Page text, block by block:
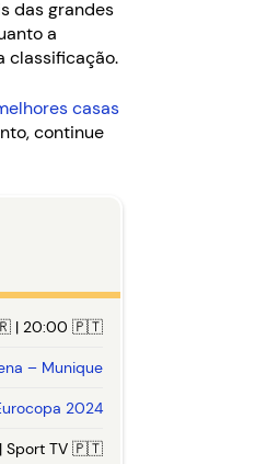
das grandes
a
classificação.
casas
continue
| 20:00 🇵🇹
– Munique
2024
Sport TV 🇵🇹